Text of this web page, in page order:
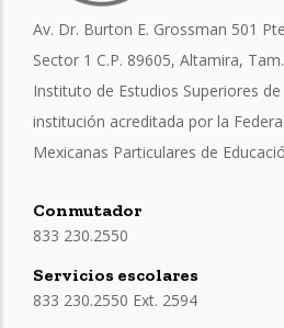
Av. Dr. Burton E. Grossman 501
Sector 1 C.P. 89605, Altamira,
Instituto de Estudios Superiores
institución acreditada por la
Mexicanas Particulares de
Conmutador
833 230.2550
Servicios escolares
833 230.2550 Ext. 2594